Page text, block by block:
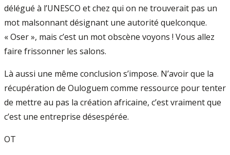
délégué à l’UNESCO et chez qui on ne trouverait pas un
mot malsonnant désignant une autorité quelconque.
« Oser », mais c’est un mot obscène voyons ! Vous allez
faire frissonner les salons.
Là aussi une même conclusion s’impose. N’avoir que la
récupération de Ouloguem comme ressource pour tenter
de mettre au pas la création africaine, c’est vraiment que
c’est une entreprise désespérée.
OT